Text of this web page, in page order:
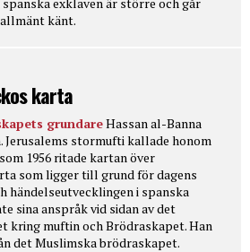
känt.
karta
grundareHassan al-Banna
Jerusalems stormufti kallade honom
1956 ritade kartan över
som ligger till grund för dagens
händelseutvecklingen i spanska
sina anspråk vid sidan av det
kring muftin och Brödraskapet. Han
det Muslimska brödraskapet.